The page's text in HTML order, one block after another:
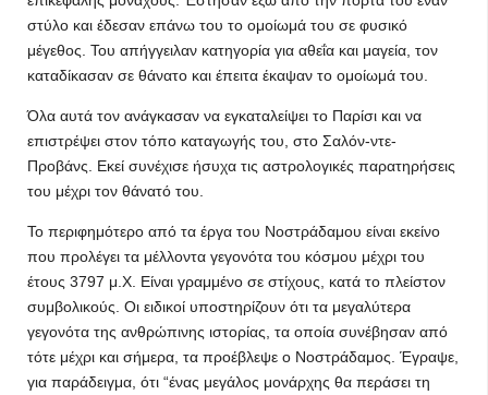
στύλο και έδεσαν επάνω του το ομοίωμά του σε φυσικό
μέγεθος. Του απήγγειλαν κατηγορία για αθεΐα και μαγεία, τον
καταδίκασαν σε θάνατο και έπειτα έκαψαν το ομοίωμά του.
Όλα αυτά τον ανάγκασαν να εγκαταλείψει το Παρίσι και να
επιστρέψει στον τόπο καταγωγής του, στο Σαλόν-ντε-
Προβάνς. Εκεί συνέχισε ήσυχα τις αστρολογικές παρατηρήσεις
του μέχρι τον θάνατό του.
Το περιφημότερο από τα έργα του Νοστράδαμου είναι εκείνο
που προλέγει τα μέλλοντα γεγονότα του κόσμου μέχρι του
έτους 3797 μ.Χ. Είναι γραμμένο σε στίχους, κατά το πλείστον
συμβολικούς. Οι ειδικοί υποστηρίζουν ότι τα μεγαλύτερα
γεγονότα της ανθρώπινης ιστορίας, τα οποία συνέβησαν από
τότε μέχρι και σήμερα, τα προέβλεψε ο Νοστράδαμος. Έγραψε,
για παράδειγμα, ότι “ένας μεγάλος μονάρχης θα περάσει τη